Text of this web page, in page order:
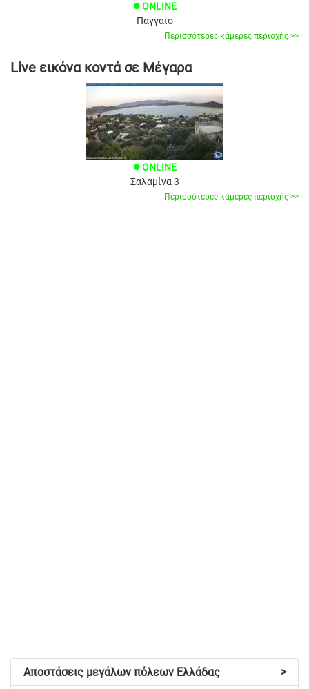
brightness_1 ONLINE
Παγγαίο
Περισσότερες κάμερες περιοχής >>
Live εικόνα κοντά σε Μέγαρα
brightness_1 ONLINE
Σαλαμίνα 3
Περισσότερες κάμερες περιοχής >>
>
Αποστάσεις μεγάλων πόλεων Ελλάδας